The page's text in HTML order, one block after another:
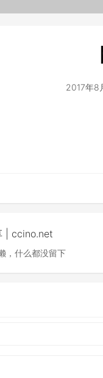
2017年8
| ccino.net
，什么都没留下